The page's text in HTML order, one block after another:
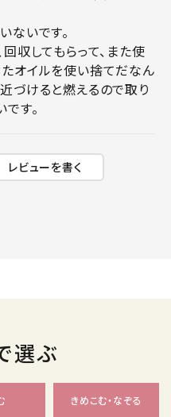
ないです。
収してもらって、また使
オイルを使い捨てだなん
づけると燃えるので取り
す。
レビューを書く
選ぶ
きめこむ・なぞる